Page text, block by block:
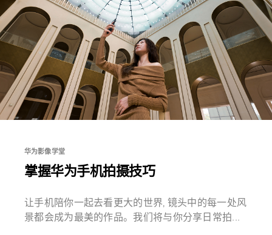
华为影像学堂
掌握华为手机拍摄技巧
让手机陪你一起去看更大的世界, 镜头中的每一处风
景都会成为最美的作品。我们将与你分享日常拍...